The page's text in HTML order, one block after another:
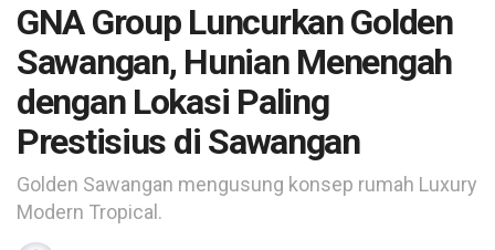
GNA Group Luncurkan Golden
Sawangan, Hunian Menengah
dengan Lokasi Paling
Prestisius di Sawangan
Golden Sawangan mengusung konsep rumah Luxury
Modern Tropical.